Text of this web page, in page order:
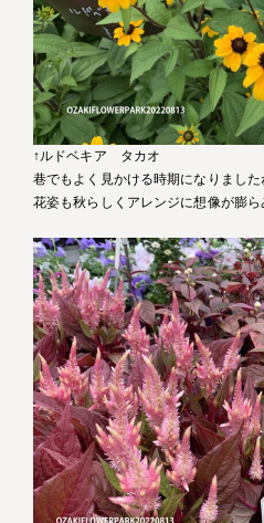
↑ルドベキア タカオ
巷でもよく見かける時期になりました
花姿も秋らしくアレンジに想像が膨ら